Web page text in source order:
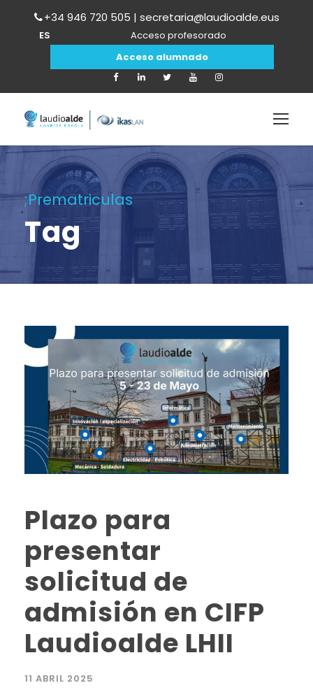
+34 946 720 505 | secretaria@laudioalde.eus
ES
Acceso profesorado
Acceso alumnado
;Prematriculas
Tag
Plazo para
presentar
solicitud de
admisión en CIFP
Laudioalde LHII
11 ABRIL 2025